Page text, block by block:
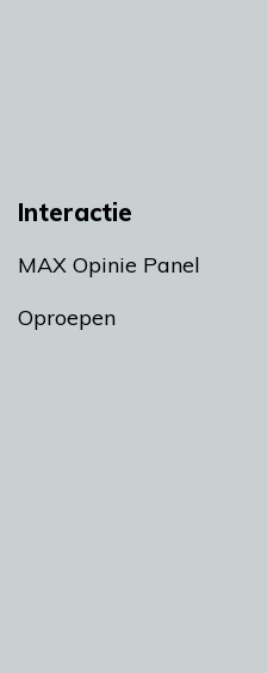
Interactie
MAX Opinie Panel
Oproepen